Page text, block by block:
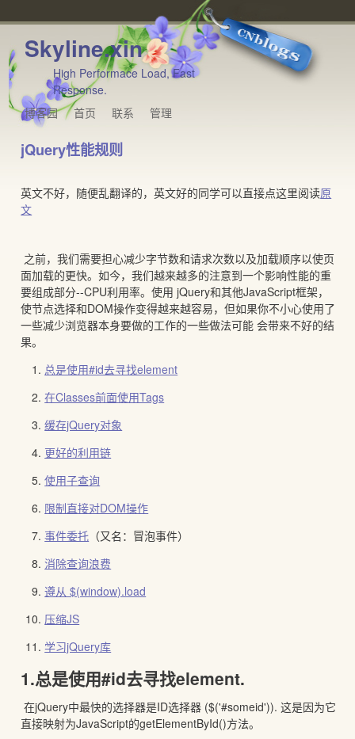
Skyline.xin
High Performace Load, Fast
Response.
博客园
首页 联系 管理
jQuery性能规则
英文不好，随便乱翻译的，英文好的同学可以直接点这里阅读原
文
之前，我们需要担心减少字节数和请求次数以及加载顺序以使页
面加载的更快。如今，我们越来越多的注意到一个影响性能的重
要组成部分--CPU利用率。使用 jQuery和其他JavaScript框架，
使节点选择和DOM操作变得越来越容易，但如果你不小心使用了
一些减少浏览器本身要做的工作的一些做法可能 会带来不好的结
果。
总是使用#id去寻找element
在Classes前面使用Tags
缓存jQuery对象
更好的利用链
使用子查询
限制直接对DOM操作
事件委托 （又名：冒泡事件）
消除查询浪费
遵从 $(window).load
压缩JS
学习jQuery库
1.总是使用#id去寻找element.
在jQuery中最快的选择器是ID选择器 ($('#someid')). 这是因为它
直接映射为JavaScript的getElementById()方法。